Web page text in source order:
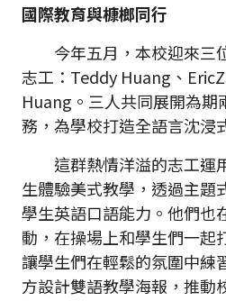
國際教育與槺榔同行
今年五月，本校迎來三
志工：Teddy Huang、
Huang。三人共同展開為期
務，為學校打造全語言沈浸
這群熱情洋溢的志工運
生體驗美式教學，透過主題
學生英語口語能力。他們也
動，在操場上和學生們一起
讓學生們在輕鬆的氛圍中練
方設計雙語教學海報，推動